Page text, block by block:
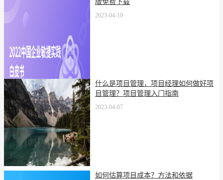
版免费下载
2023-04-10
什么是项目管理，项目经理如何做好项
目管理？项目管理入门指南
2023-04-07
如何估算项目成本？方法和依据